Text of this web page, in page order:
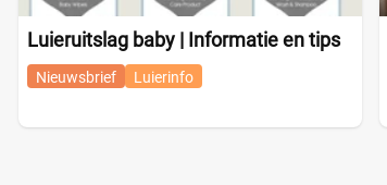
Luieruitslag baby | Informatie en tips
Nieuwsbrief Luierinfo